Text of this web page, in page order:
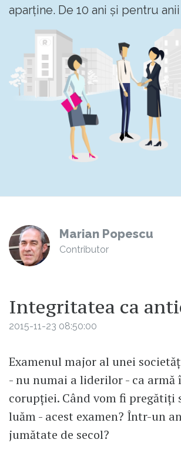
aparține. De 10 ani și pentru
Marian Popescu
Contributor
Integritatea ca
2015-11-23 08:50:00
Examenul major al unei
- nu numai a liderilor - ca
corupției. Când vom fi pregătiți
luăm - acest examen? Într-un
jumătate de secol?